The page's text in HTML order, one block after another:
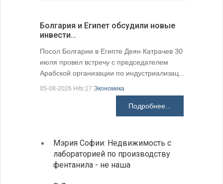
Болгария и Египет обсудили новые
инвести…
Посол Болгарии в Египте Деян Катрачев 30
июля провел встречу с председателем
Арабской организации по индустриализац...
05-08-2026 Hits:17 Экономика
Подробнее...
Мэрия Софии: Недвижимость с
лабораторией по производству
фентанила - не наша